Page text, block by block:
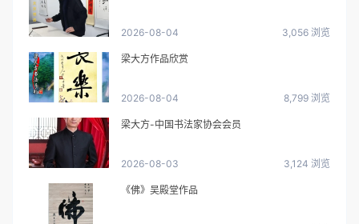
2026-08-04 3,056 浏览
梁大方作品欣赏
2026-08-04 8,799 浏览
梁大方-中国书法家协会会员
2026-08-03 3,124 浏览
《佛》吴殿堂作品